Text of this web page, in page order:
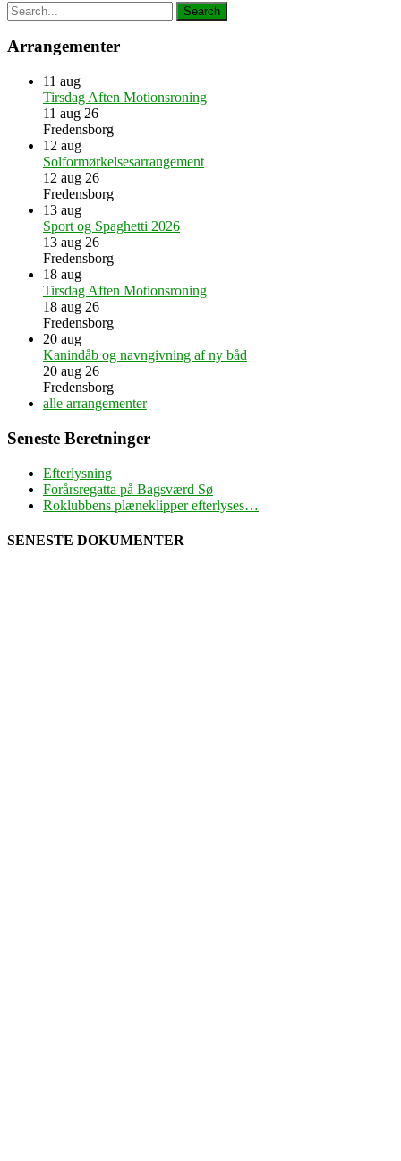
Arrangementer
11 aug
Tirsdag Aften Motionsroning
11 aug 26
Fredensborg
12 aug
Solformørkelsesarrangement
12 aug 26
Fredensborg
13 aug
Sport og Spaghetti 2026
13 aug 26
Fredensborg
18 aug
Tirsdag Aften Motionsroning
18 aug 26
Fredensborg
20 aug
Kanindåb og navngivning af ny båd
20 aug 26
Fredensborg
alle arrangementer
Seneste Beretninger
Efterlysning
Forårsregatta på Bagsværd Sø
Roklubbens plæneklipper efterlyses…
SENESTE DOKUMENTER